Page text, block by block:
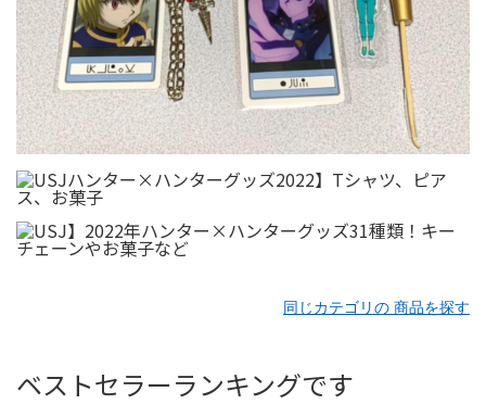
同じカテゴリの 商品を探す
ベストセラーランキングです